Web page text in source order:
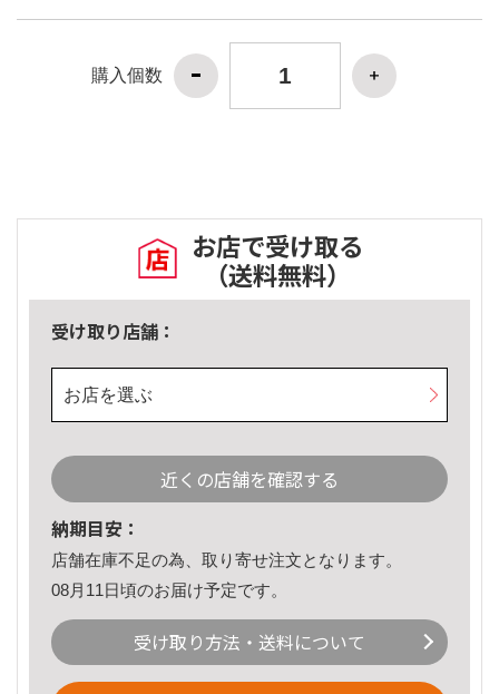
購入個数
お店で受け取る
（送料無料）
受け取り店舗：
お店を選ぶ
近くの店舗を確認する
納期目安：
店舗在庫不足の為、取り寄せ注文となります。
08月11日頃のお届け予定です。
受け取り方法・送料について